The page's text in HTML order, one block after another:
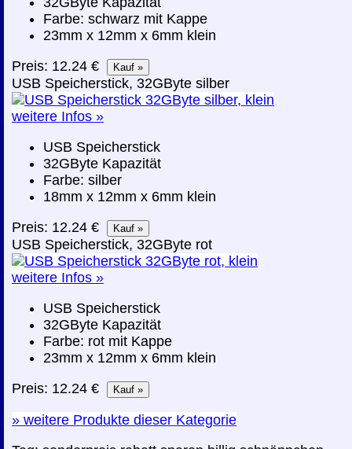
Farbe: schwarz mit Kappe
23mm x 12mm x 6mm klein
Preis: 12.24 €
USB Speicherstick, 32GByte silber
weitere Infos »
USB Speicherstick
32GByte Kapazität
Farbe: silber
18mm x 12mm x 6mm klein
Preis: 12.24 €
USB Speicherstick, 32GByte rot
weitere Infos »
USB Speicherstick
32GByte Kapazität
Farbe: rot mit Kappe
23mm x 12mm x 6mm klein
Preis: 12.24 €
» weitere Produkte dieser Kategorie